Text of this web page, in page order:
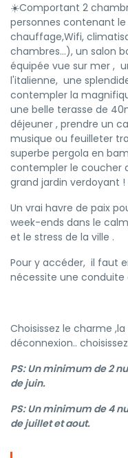
☀️Comportant 2
personnes contenant
chauffage,Wifi,
chambres...), un salon
équipée vue sur mer ,
l'italienne, une
contempler la
une belle terasse de
déjeuner , prendre un
musique ou feuilleter
superbe pergola en
contempler le coucher
grand jardin verdoyant !
Un vrai havre de paix
week-ends dans le
et le stress de la ville .
Pour y accéder, il faut
nécessite une conduite
Choisissez le charme
déconnexion.. choisissez
PS: Un minimum de 2
de juin.
PS: Un minimum de 4
de juillet et aout.